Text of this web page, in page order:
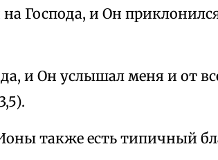
на Господа, и Он
и Он услышал меня и от
также есть типичный